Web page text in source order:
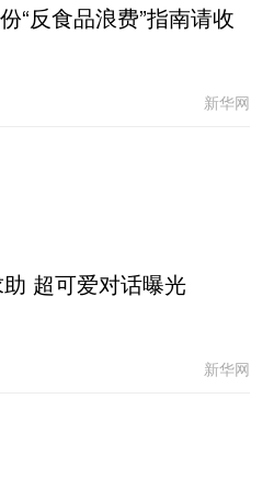
“反食品浪费”指南请收
新华网
超可爱对话曝光
新华网